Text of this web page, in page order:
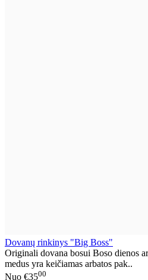
Dovanų rinkinys "Big Boss"
Originali dovana bosui Boso dienos
medus yra keičiamas arbatos pak..
Nuo €3500